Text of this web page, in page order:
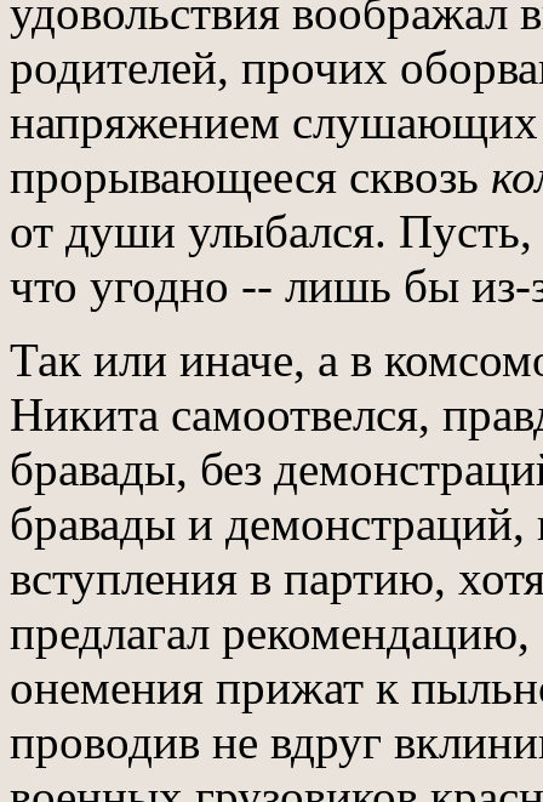
удовольствия воображал
родителей, прочих
напряжением
прорывающееся сквозь
от души улыбался.
что угодно -- лишь бы из-
Так или иначе, а в
Никита самоотвелся,
бравады, без
бравады и демонстраций,
вступления в партию,
предлагал
онемения прижат к
проводив не вдруг